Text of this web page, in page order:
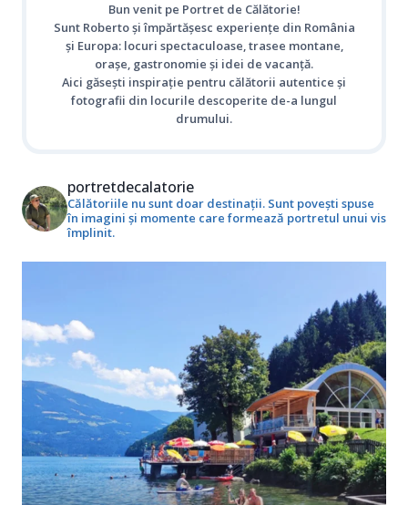
Bun venit pe Portret de Călătorie!
Sunt Roberto și împărtășesc experiențe din România
și Europa: locuri spectaculoase, trasee montane,
orașe, gastronomie și idei de vacanță.
Aici găsești inspirație pentru călătorii autentice și
fotografii din locurile descoperite de-a lungul
drumului.
portretdecalatorie
Călătoriile nu sunt doar destinații. Sunt povești spuse
în imagini și momente care formează portretul unui vis
împlinit.